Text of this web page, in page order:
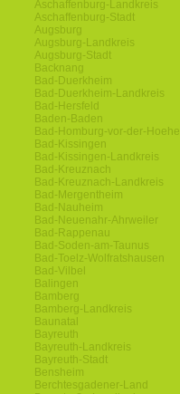
Aschaffenburg-Landkreis
Aschaffenburg-Stadt
Augsburg
Augsburg-Landkreis
Augsburg-Stadt
Backnang
Bad-Duerkheim
Bad-Duerkheim-Landkreis
Bad-Hersfeld
Baden-Baden
Bad-Homburg-vor-der-Hoehe
Bad-Kissingen
Bad-Kissingen-Landkreis
Bad-Kreuznach
Bad-Kreuznach-Landkreis
Bad-Mergentheim
Bad-Nauheim
Bad-Neuenahr-Ahrweiler
Bad-Rappenau
Bad-Soden-am-Taunus
Bad-Toelz-Wolfratshausen
Bad-Vilbel
Balingen
Bamberg
Bamberg-Landkreis
Baunatal
Bayreuth
Bayreuth-Landkreis
Bayreuth-Stadt
Bensheim
Berchtesgadener-Land